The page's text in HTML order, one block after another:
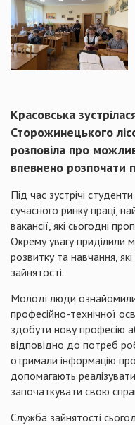
Красовська
Сторожинецького
розповіла про
впевнено розпочати
Під час зустрічі
сучасного ринку праці,
вакансії, які сьогодні
Окрему увагу приділили
розвитку та навчання,
зайнятості.
Молоді люди
професійно-технічної
здобути нову професію
відповідно до потреб
отримали інформацію
допомагають
започаткувати свою
Служба зайнятості